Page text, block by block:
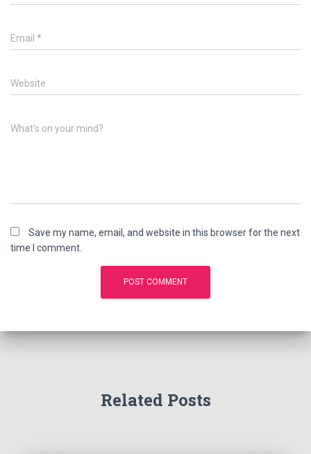
Email *
Website
What's on your mind?
Save my name, email, and website in this browser for the next
time I comment.
Related Posts